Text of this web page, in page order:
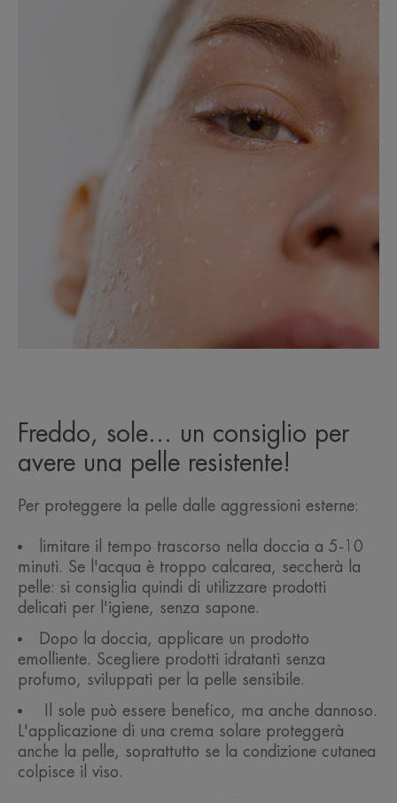
Freddo, sole... un consiglio per
avere una pelle resistente!
Per proteggere la pelle dalle aggressioni esterne:
limitare il tempo trascorso nella doccia a 5-10
minuti. Se l'acqua è troppo calcarea, seccherà la
pelle: si consiglia quindi di utilizzare prodotti
delicati per l'igiene, senza sapone.
Dopo la doccia, applicare un prodotto
emolliente. Scegliere prodotti idratanti senza
profumo, sviluppati per la pelle sensibile.
Il sole può essere benefico, ma anche dannoso.
L'applicazione di una crema solare proteggerà
anche la pelle, soprattutto se la condizione cutanea
colpisce il viso.